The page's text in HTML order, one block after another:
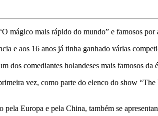
mágico mais rápido do mundo” e famosos por
e aos 16 anos já tinha ganhado várias
dos comediantes holandeses mais famosos
vez, como parte do elenco do show
pela Europa e pela China, também se